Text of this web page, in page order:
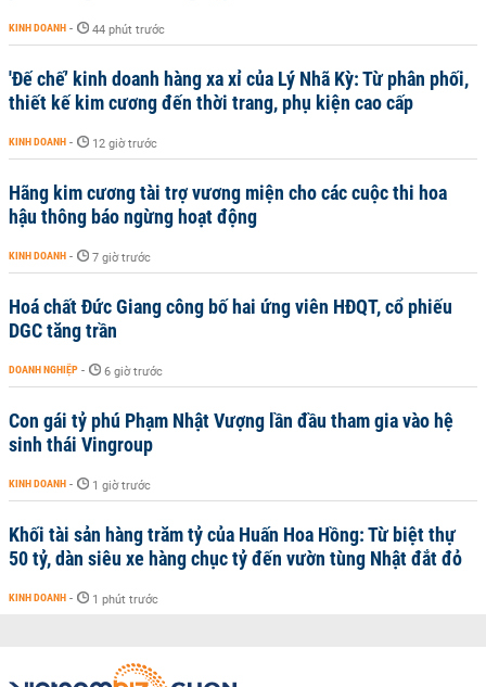
KINH DOANH - 44 phút trước
'Đế chế’ kinh doanh hàng xa xỉ của Lý Nhã Kỳ: Từ phân phối,
thiết kế kim cương đến thời trang, phụ kiện cao cấp
KINH DOANH - 12 giờ trước
Hãng kim cương tài trợ vương miện cho các cuộc thi hoa
hậu thông báo ngừng hoạt động
KINH DOANH - 7 giờ trước
Hoá chất Đức Giang công bố hai ứng viên HĐQT, cổ phiếu
DGC tăng trần
DOANH NGHIỆP - 6 giờ trước
Con gái tỷ phú Phạm Nhật Vượng lần đầu tham gia vào hệ
sinh thái Vingroup
KINH DOANH - 1 giờ trước
Khối tài sản hàng trăm tỷ của Huấn Hoa Hồng: Từ biệt thự
50 tỷ, dàn siêu xe hàng chục tỷ đến vườn tùng Nhật đắt đỏ
KINH DOANH - 1 phút trước